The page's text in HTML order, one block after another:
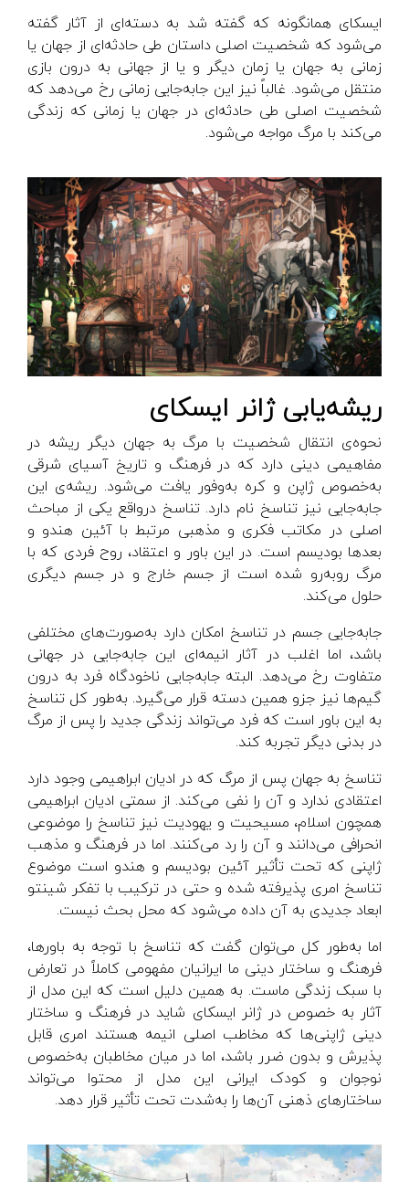
ایسکای همانگونه که گفته شد به دسته‌ای از آثار گفته
می‌شود که شخصیت اصلی داستان طی حادثه‌ای از جهان یا
زمانی به جهان یا زمان دیگر و یا از جهانی به درون بازی
منتقل می‌شود. غالباً نیز این جابه‌جایی زمانی رخ می‌دهد که
شخصیت اصلی طی حادثه‌ای در جهان یا زمانی که زندگی
می‌کند با مرگ مواجه می‌شود.
ریشه‌‌یابی ژانر ایسکای
نحوه‌ی انتقال شخصیت با مرگ به جهان دیگر ریشه در
مفاهیمی دینی دارد که در فرهنگ و تاریخ آسیای شرقی
به‌خصوص ژاپن و کره به‌وفور یافت می‌شود. ریشه‌ی این
جا‌به‌جایی نیز تناسخ نام دارد. تناسخ درواقع یکی از مباحث
اصلی در مکاتب فکری و مذهبی مرتبط با آئین هندو و
بعدها بودیسم است. در این باور و اعتقاد، روح فردی که با
مرگ روبه‌رو شده است از جسم خارج و در جسم دیگری
حلول می‌کند.
جابه‌جایی جسم در تناسخ امکان دارد به‌صورت‌های مختلفی
باشد، اما اغلب در آثار انیمه‌ای این جابه‌جایی در جهانی
متفاوت رخ می‌دهد. البته جابه‌جایی ناخودگاه فرد به درون
گیم‌ها نیز جزو همین دسته قرار می‌گیرد. به‌طور کل تناسخ
به این باور است که فرد می‌تواند زندگی جدید را پس از مرگ
در بدنی دیگر تجربه کند.
تناسخ به جهان پس از مرگ که در ادیان ابراهیمی وجود دارد
اعتقادی ندارد و آن را نفی می‌کند. از سمتی ادیان ابراهیمی
همچون اسلام، مسیحیت و یهودیت نیز تناسخ را موضوعی
انحرافی می‌دانند و آن را رد می‌کنند. اما در فرهنگ و مذهب
ژاپنی که تحت تأثیر آئین بودیسم و هندو است موضوع
تناسخ امری پذیرفته شده و حتی در ترکیب با تفکر شینتو
ابعاد جدیدی به آن داده می‌شود که محل بحث نیست.
اما به‌طور کل می‌توان گفت که تناسخ با توجه به باورها،
فرهنگ و ساختار دینی ما ایرانیان مفهومی کاملاً در تعارض
با سبک زندگی ماست. به همین دلیل است که این مدل از
آثار به خصوص در ژانر ایسکای شاید در فرهنگ و ساختار
دینی ژاپنی‌ها که مخاطب اصلی انیمه هستند امری قابل
پذیرش و بدون ضرر باشد، اما در میان مخاطبان به‌خصوص
نوجوان و کودک ایرانی این مدل از محتوا می‌تواند
ساختارهای ذهنی آن‌ها را به‌شدت تحت تأثیر قرار دهد.